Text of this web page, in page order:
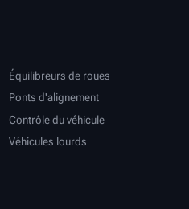
Équilibreurs de roues
Ponts d'alignement
Contrôle du véhicule
Véhicules lourds